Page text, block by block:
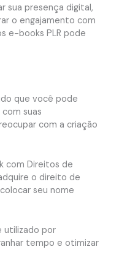
sua presença digital,
o engajamento com
e-books PLR pode
que você pode
suas
com a criação
com Direitos de
o direito de
seu nome
utilizado por
tempo e otimizar